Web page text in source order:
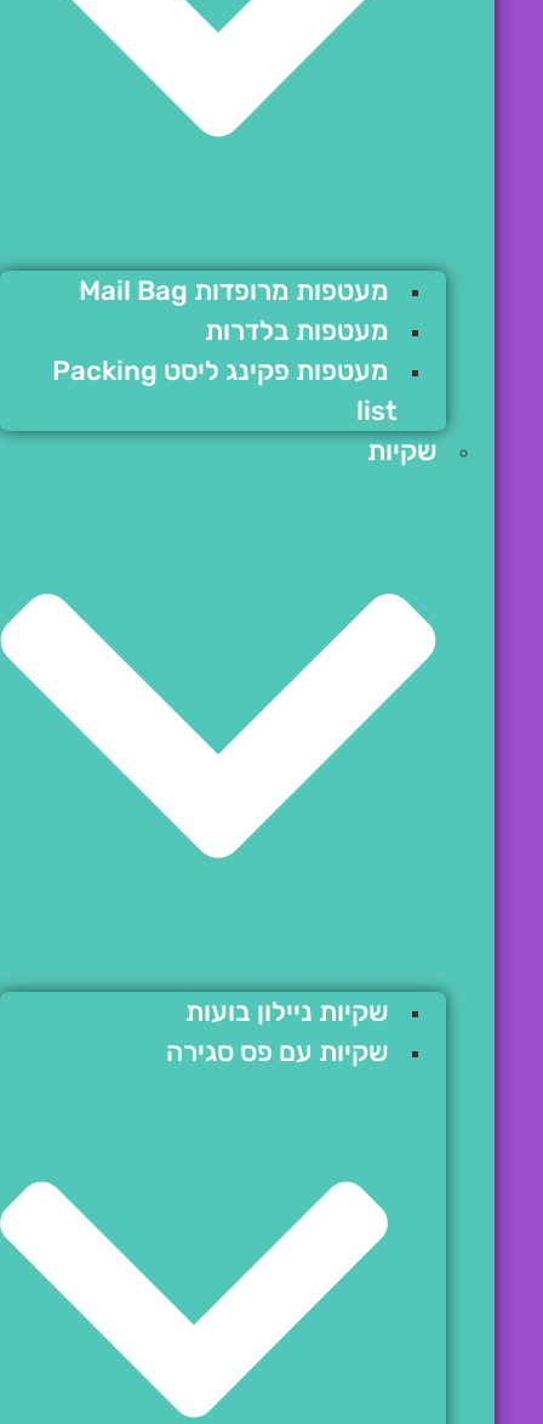
מעטפות מרופדות Mail Bag
מעטפות בלדרות
מעטפות פקינג ליסט Packing
list
שקיות
שקיות ניילון בועות
שקיות עם פס סגירה